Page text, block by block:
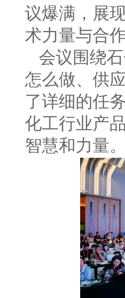
议爆满，展
术力量与合作
会议围绕
怎么做、供
了详细的任
化工行业产
智慧和力量。